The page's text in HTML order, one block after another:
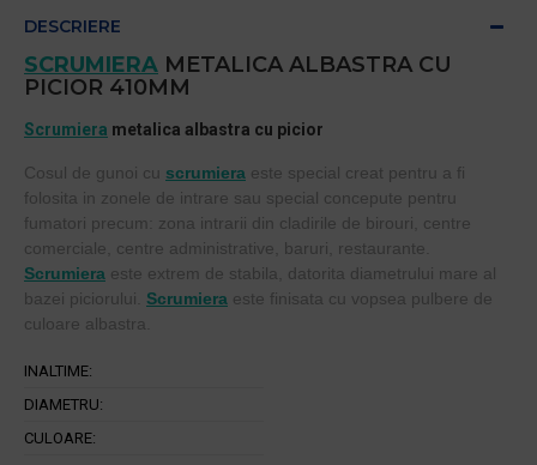
DESCRIERE
SCRUMIERA METALICA ALBASTRA CU
PICIOR 410MM
Scrumiera metalica albastra cu picior
Cosul de gunoi cu scrumiera este special creat pentru a fi
folosita in zonele de intrare sau special concepute pentru
fumatori precum: zona intrarii din cladirile de birouri, centre
comerciale, centre administrative, baruri, restaurante.
Scrumiera este extrem de stabila, datorita diametrului mare al
bazei piciorului. Scrumiera este finisata cu vopsea pulbere de
culoare albastra.
INALTIME:
DIAMETRU:
CULOARE: